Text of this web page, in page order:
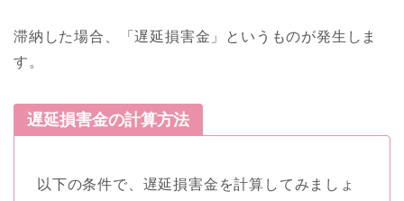
滞納した場合、「遅延損害金」というものが発生しま
す。
遅延損害金の計算方法
以下の条件で、遅延損害金を計算してみましょ